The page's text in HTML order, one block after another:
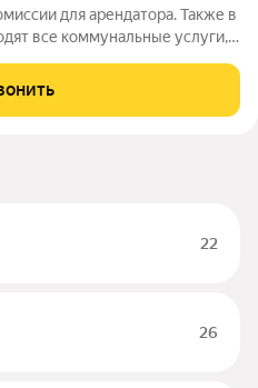
для арендатора. Также в
все коммунальные услуги,
«Апартвилль на
22
26